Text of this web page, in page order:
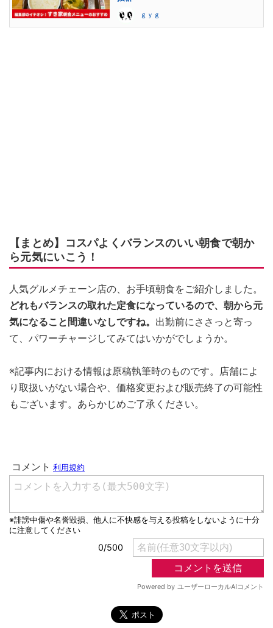
ｇｙｇ
【まとめ】コスパよくバランスのいい朝食で朝か
ら元気にいこう！
人気グルメチェーン店の、お手頃朝食をご紹介しました。
どれもバランスの取れた定食になっているので、朝から元
気になること間違いなしですね。 出勤前にささっと寄っ
て、パワーチャージしてみてはいかがでしょうか。
※記事内における情報は原稿執筆時のものです。店舗によ
り取扱いがない場合や、価格変更および販売終了の可能性
もございます。あらかじめご了承ください。